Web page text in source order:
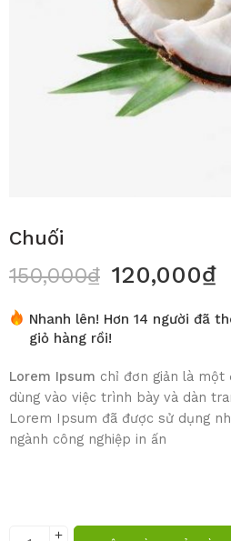
Chuối
150,000₫ 120,000₫
Nhanh lên! Hơn 14 người đã
giỏ hàng rồi!
Lorem Ipsum chỉ đơn giản là một
dùng vào việc trình bày và dàn
Lorem Ipsum đã được sử dụng
ngành công nghiệp in ấn